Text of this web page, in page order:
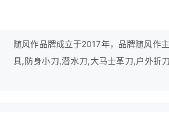
随风作品牌成立于2017年，品牌随风作
具,防身小刀,潜水刀,大马士革刀,户外折